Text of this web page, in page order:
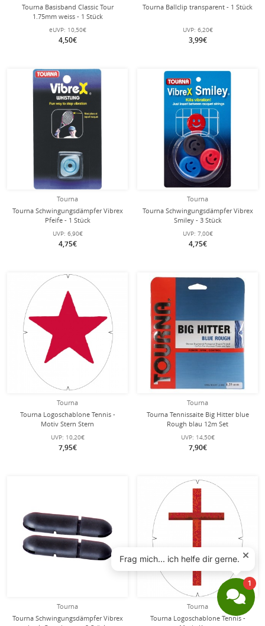
Tourna Basisband Classic Tour
1.75mm weiss - 1 Stück
eUVP: 10,50€
4,50€
Tourna Ballclip transparent - 1 Stück
UVP: 6,20€
3,99€
Tourna
Tourna Schwingungsdämpfer Vibrex
Pfeife - 1 Stück
UVP: 6,90€
4,75€
Tourna
Tourna Schwingungsdämpfer Vibrex
Smiley - 3 Stück
UVP: 7,00€
4,75€
Tourna
Tourna Logoschablone Tennis -
Motiv Stern Stern
UVP: 10,20€
7,95€
Tourna
Tourna Tennissaite Big Hitter blue
Rough blau 12m Set
UVP: 14,50€
7,90€
Tourna
Tourna Schwingungsdämpfer Vibrex
Tourna
Tourna Logoschablone Tennis -